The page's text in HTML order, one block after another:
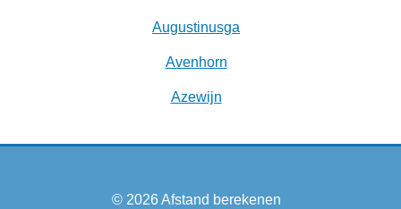
Augustinusga
Avenhorn
Azewijn
© 2026Afstand berekenen